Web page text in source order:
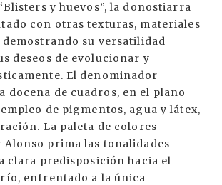
y huevos”, la donostiarra
con otras texturas, materiales
su versatilidad
deseos de evolucionar y
El denominador
docena de cuadros, en el plano
de pigmentos, agua y látex,
La paleta de colores
Alonso prima las tonalidades
clara predisposición hacia el
enfrentado a la única